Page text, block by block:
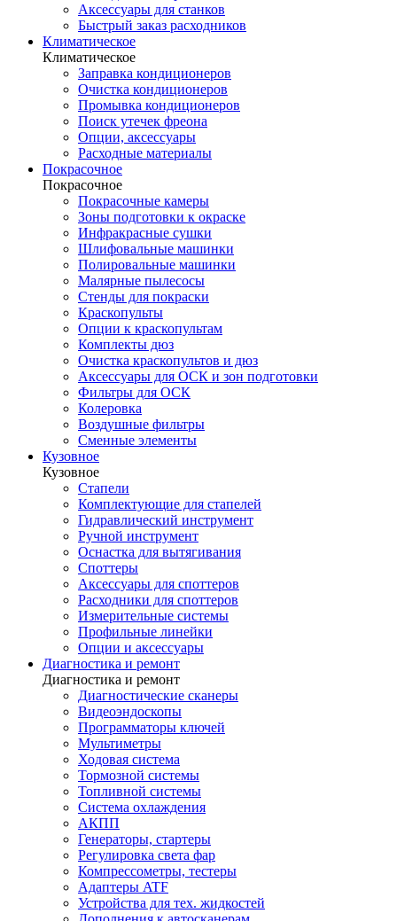
Аксессуары для станков
Быстрый заказ расходников
Климатическое
Климатическое
Заправка кондиционеров
Очистка кондиционеров
Промывка кондиционеров
Поиск утечек фреона
Опции, аксессуары
Расходные материалы
Покрасочное
Покрасочное
Покрасочные камеры
Зоны подготовки к окраске
Инфракрасные сушки
Шлифовальные машинки
Полировальные машинки
Малярные пылесосы
Стенды для покраски
Краскопульты
Опции к краскопультам
Комплекты дюз
Очистка краскопультов и дюз
Аксессуары для ОСК и зон подготовки
Фильтры для ОСК
Колеровка
Воздушные фильтры
Сменные элементы
Кузовное
Кузовное
Стапели
Комплектующие для стапелей
Гидравлический инструмент
Ручной инструмент
Оснастка для вытягивания
Споттеры
Аксессуары для споттеров
Расходники для споттеров
Измерительные системы
Профильные линейки
Опции и аксессуары
Диагностика и ремонт
Диагностика и ремонт
Диагностические сканеры
Видеоэндоскопы
Программаторы ключей
Мультиметры
Ходовая система
Тормозной системы
Топливной системы
Система охлаждения
АКПП
Генераторы, стартеры
Регулировка света фар
Компрессометры, тестеры
Адаптеры ATF
Устройства для тех. жидкостей